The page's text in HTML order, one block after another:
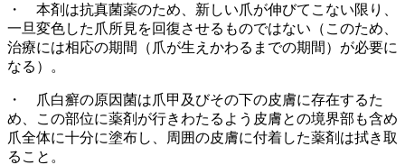
・ 本剤は抗真菌薬のため、新しい爪が伸びてこない限り、
一旦変色した爪所見を回復させるものではない（このため、
治療には相応の期間（爪が生えかわるまでの期間）が必要に
なる）。
・ 爪白癬の原因菌は爪甲及びその下の皮膚に存在するた
め、この部位に薬剤が行きわたるよう皮膚との境界部も含め
爪全体に十分に塗布し、周囲の皮膚に付着した薬剤は拭き取
ること。